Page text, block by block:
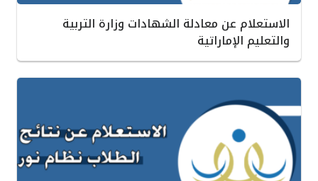
الاستعلام عن معادلة الشهادات وزارة التربية
والتعليم الإماراتية